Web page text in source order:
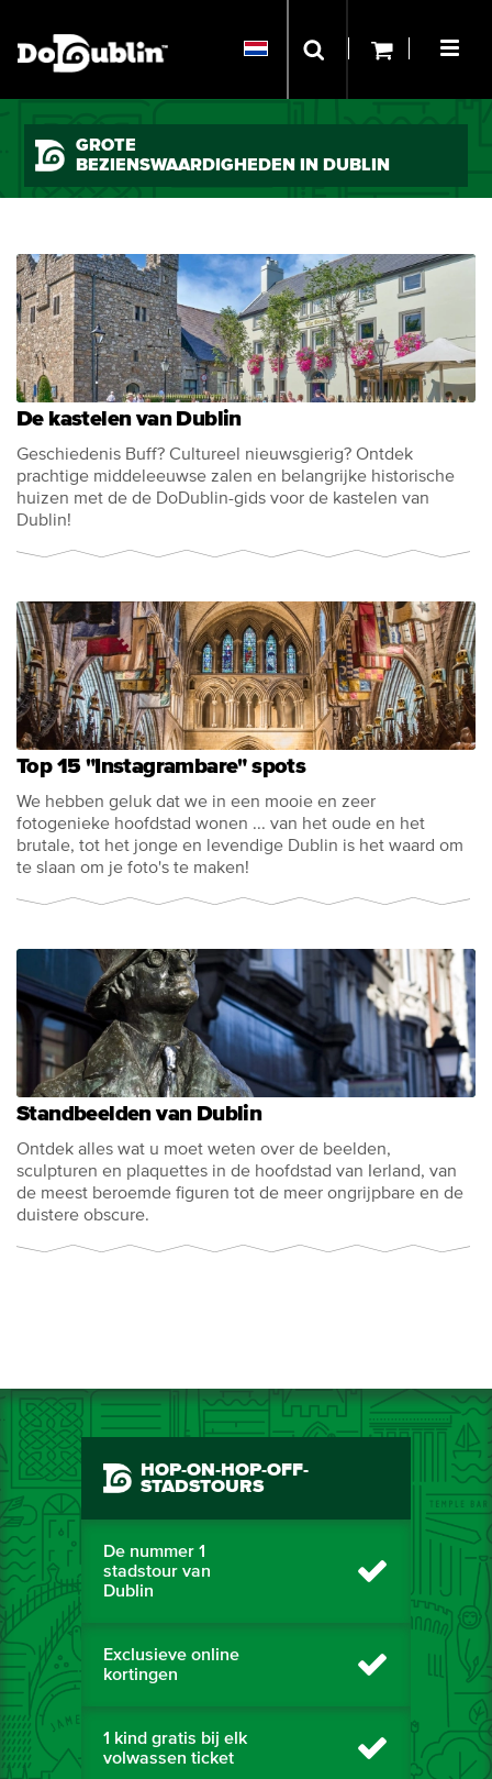
GROTE
BEZIENSWAARDIGHEDEN IN DUBLIN
De kastelen van Dublin
Geschiedenis Buff? Cultureel nieuwsgierig? Ontdek
prachtige middeleeuwse zalen en belangrijke historische
huizen met de de DoDublin-gids voor de kastelen van
Dublin!
Top 15 "Instagrambare" spots
We hebben geluk dat we in een mooie en zeer
fotogenieke hoofdstad wonen ... van het oude en het
brutale, tot het jonge en levendige Dublin is het waard om
te slaan om je foto's te maken!
Standbeelden van Dublin
Ontdek alles wat u moet weten over de beelden,
sculpturen en plaquettes in de hoofdstad van Ierland, van
de meest beroemde figuren tot de meer ongrijpbare en de
duistere obscure.
HOP-ON-HOP-OFF-
STADSTOURS
De nummer 1
stadstour van
Dublin
Exclusieve online
kortingen
1 kind gratis bij elk
volwassen ticket